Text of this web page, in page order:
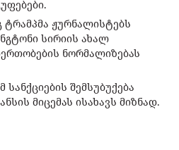
ტრამპმა ჟურნალისტებს
სირიის ახალ
ნორმალიზებას
შემსუბუქება
მიცემას ისახავს მიზნად.